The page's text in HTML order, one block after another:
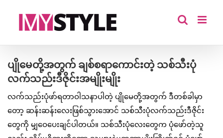
ပျိုမေတို့အတွက် ချစ်စရာကောင်းတဲ့ သစ်သီးပုံ
လက်သည်းဒီဇိုင်းအမျိုးမျိုး
လက်သည်းပုံဖာ်ရတာဝါသနာပါတဲ့ ပျိုမေတို့အတွက် ဒီတစ်ခါမှာ
တော့ ဆန်းဆန်းလေးဖြစ်သွားအောင် သစ်သီးပုံလက်သည်းဒီဇိုင်း
တွေကို မျှဝေပေးချင်ပါတယ်။ သစ်သီးပုံလေးတွေက ပုံဖော်တဲ့သူ